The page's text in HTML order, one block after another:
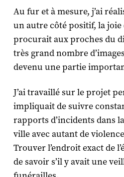
Au fur et à mesure, j’ai
un autre côté positif, la joie
procurait aux proches du
très grand nombre
devenu une partie
J’ai travaillé sur le projet
impliquait de suivre
rapports d’incidents dans
ville avec autant de
Trouver l’endroit exact de
de savoir s’il y avait une